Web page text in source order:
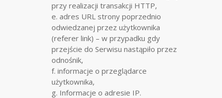
przy realizacji transakcji HTTP,
e. adres URL strony poprzednio
odwiedzanej przez użytkownika
(referer link) – w przypadku gdy
przejście do Serwisu nastąpiło przez
odnośnik,
f. informacje o przeglądarce
użytkownika,
g. Informacje o adresie IP.